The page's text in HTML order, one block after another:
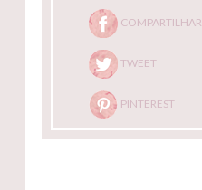
COMPARTILHAR
TWEET
PINTEREST